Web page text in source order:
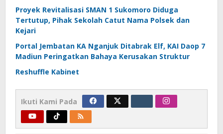
Proyek Revitalisasi SMAN 1 Sukomoro Diduga
Tertutup, Pihak Sekolah Catut Nama Polsek dan
Kejari
Portal Jembatan KA Nganjuk Ditabrak Elf, KAI Daop 7
Madiun Peringatkan Bahaya Kerusakan Struktur
Reshuffle Kabinet
Ikuti Kami Pada